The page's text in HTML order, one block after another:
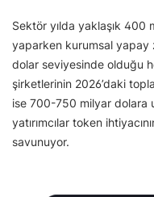
Sektör yılda yaklaşık 400
yaparken kurumsal yapay
dolar seviyesinde olduğu
şirketlerinin 2026’daki
ise 700-750 milyar dolara
yatırımcılar token
savunuyor.